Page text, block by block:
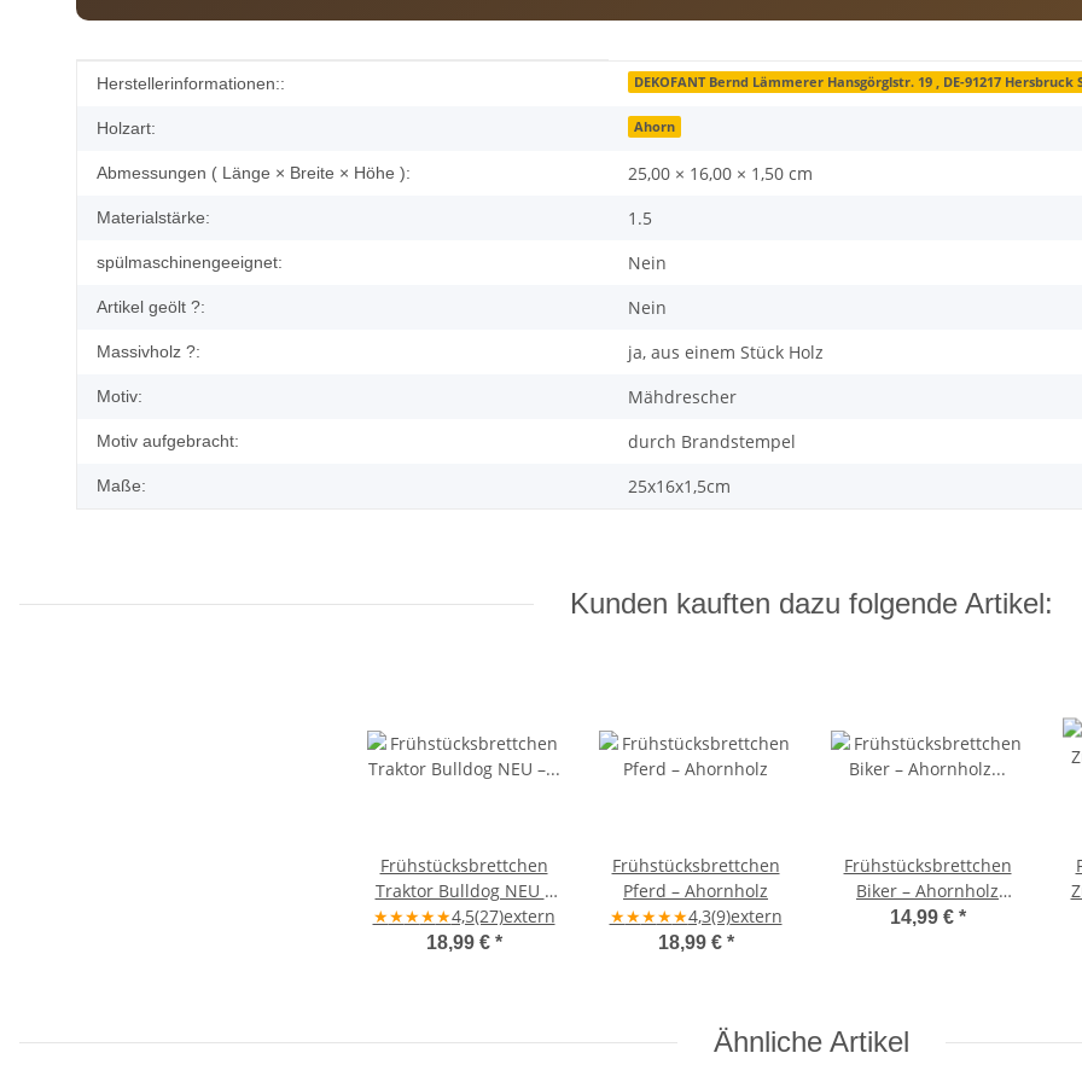
Produkteigenschaft
Wert
Herstellerinformationen:: DEKOFANT Bernd Lämmerer Hansgörglstr. 19 , DE-91217 Hersbruck
Holzart: Ahorn
Abmessungen ( Länge × Breite × Höhe ): 25,00 × 16,00 × 1,50 cm
Materialstärke: 1.5
spülmaschinengeeignet: Nein
Artikel geölt ?: Nein
Massivholz ?: ja, aus einem Stück Holz
Motiv: Mähdrescher
Motiv aufgebracht: durch Brandstempel
Maße: 25x16x1,5cm
Kunden kauften dazu folgende Artikel:
Frühstücksbrettchen
Traktor Bulldog NEU –
Ahornholz 30×20×1,5
cm
★★★★★4,5(27)extern
18,99 € *
Frühstücksbrettchen
Pferd – Ahornholz
★★★★★4,3(9)extern
18,99 € *
Frühstücksbrettchen
Biker – Ahornholz
25×16×1,5 cm
14,99 € *
Ähnliche Artikel